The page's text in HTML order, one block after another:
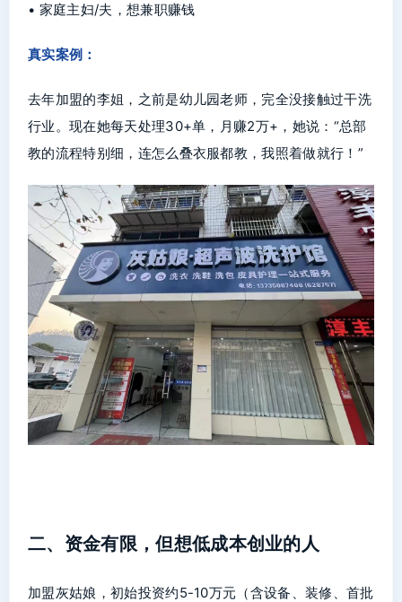
• 家庭主妇/夫，想兼职赚钱
真实案例：
去年加盟的李姐，之前是幼儿园老师，完全没接触过干洗
行业。现在她每天处理30+单，月赚2万+，她说：“总部
教的流程特别细，连怎么叠衣服都教，我照着做就行！”
二、资金有限，但想低成本创业的人
加盟灰姑娘，初始投资约5-10万元（含设备、装修、首批